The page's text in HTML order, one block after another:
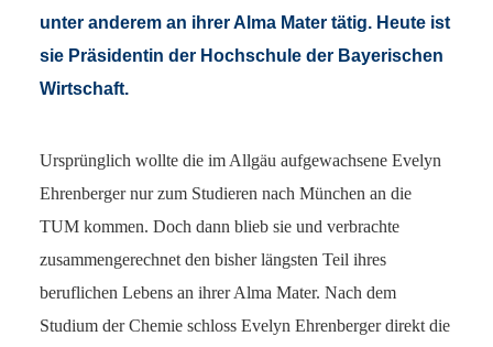
unter anderem an ihrer Alma Mater tätig. Heute ist
sie Präsidentin der Hochschule der Bayerischen
Wirtschaft.
Ursprünglich wollte die im Allgäu aufgewachsene Evelyn
Ehrenberger nur zum Studieren nach München an die
TUM kommen. Doch dann blieb sie und verbrachte
zusammengerechnet den bisher längsten Teil ihres
beruflichen Lebens an ihrer Alma Mater. Nach dem
Studium der Chemie schloss Evelyn Ehrenberger direkt die